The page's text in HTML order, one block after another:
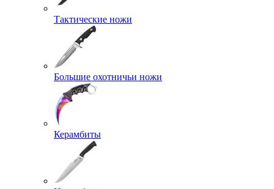
Тактические ножи
Большие охотничьи ножи
Керамбиты